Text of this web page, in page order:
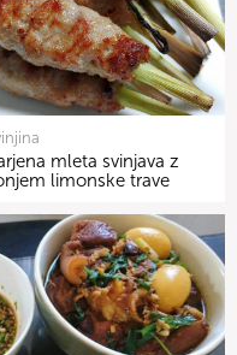
mleta svinjava z
limonske trave